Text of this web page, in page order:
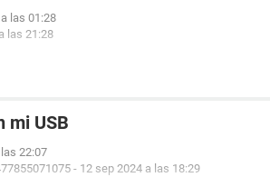
las 01:28
las 21:28
mi USB
22:07
- 12 sep 2024 a las 18:29